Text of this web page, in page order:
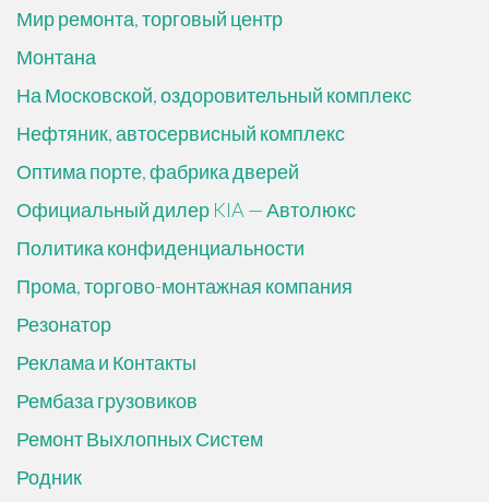
Мир ремонта, торговый центр
Монтана
На Московской, оздоровительный комплекс
Нефтяник, автосервисный комплекс
Оптима порте, фабрика дверей
Официальный дилер KIA — Автолюкс
Политика конфиденциальности
Прома, торгово-монтажная компания
Резонатор
Реклама и Контакты
Рембаза грузовиков
Ремонт Выхлопных Систем
Родник